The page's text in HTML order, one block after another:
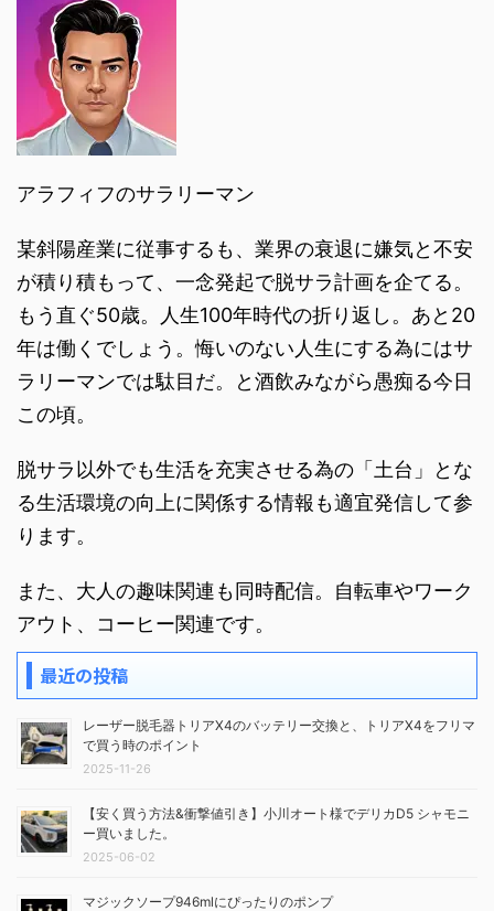
アラフィフのサラリーマン
某斜陽産業に従事するも、業界の衰退に嫌気と不安
が積り積もって、一念発起で脱サラ計画を企てる。
もう直ぐ50歳。人生100年時代の折り返し。あと20
年は働くでしょう。悔いのない人生にする為にはサ
ラリーマンでは駄目だ。と酒飲みながら愚痴る今日
この頃。
脱サラ以外でも生活を充実させる為の「土台」とな
る生活環境の向上に関係する情報も適宜発信して参
ります。
また、大人の趣味関連も同時配信。自転車やワーク
アウト、コーヒー関連です。
最近の投稿
レーザー脱毛器トリアX4のバッテリー交換と、トリアX4をフリマ
で買う時のポイント
2025-11-26
【安く買う方法&衝撃値引き】小川オート様でデリカD5 シャモニ
ー買いました。
2025-06-02
マジックソープ946mlにぴったりのポンプ